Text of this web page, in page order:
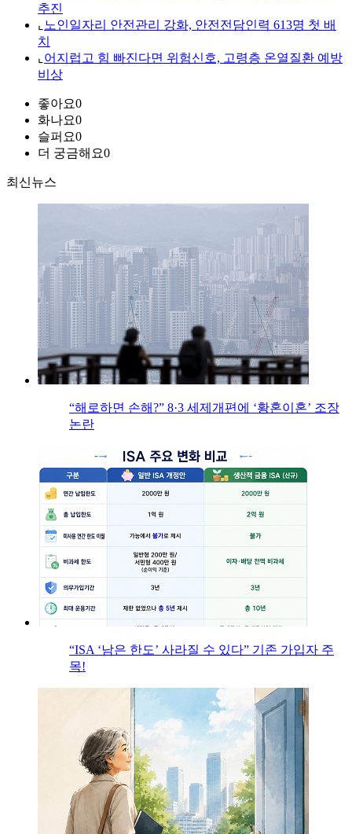
추진
⌞ 노인일자리 안전관리 강화, 안전전담인력 613명 첫 배
치
⌞ 어지럽고 힘 빠진다면 위험신호, 고령층 온열질환 예방
비상
좋아요0
화나요0
슬퍼요0
더 궁금해요0
최신뉴스
“해로하면 손해?” 8·3 세제개편에 ‘황혼이혼’ 조장
논란
“ISA ‘남은 한도’ 사라질 수 있다” 기존 가입자 주
목!